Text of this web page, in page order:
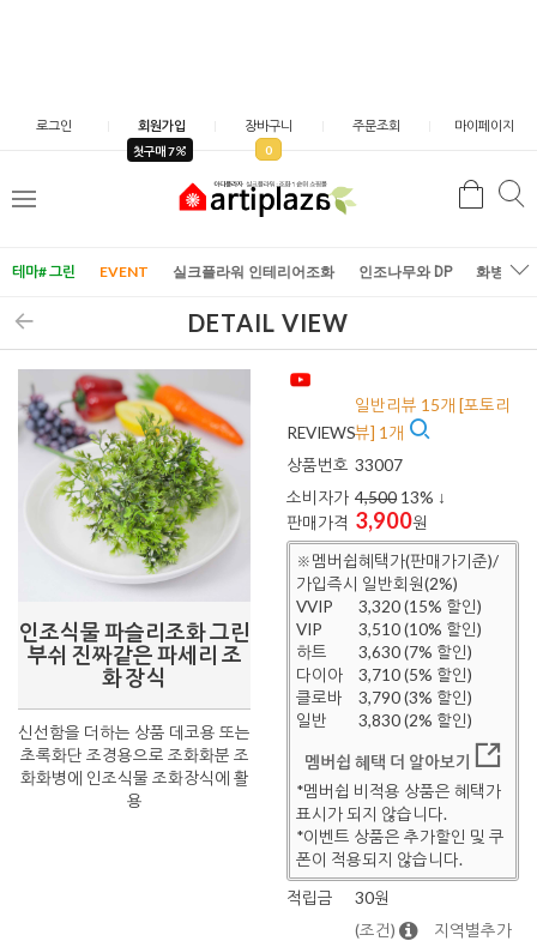
로그인 회원가입
첫구매 7
장바구니
0
주문조회 마이페이지
메
검
테마# 그린 EVENT 실크플라워 인테리어조화 인조나무와 DP 화병/화
DETAIL VIEW
인조식물 파슬리조화 그린
부쉬 진짜같은 파세리 조
화 장식
신선함을 더하는 상품 데코용 또는
초록화단 조경용으로 조화화분 조
화화병에 인조식물 조화장식에 활
용
REVIEWS
일반리뷰 15개 [포토리
뷰] 1개
상품번호 33007
소비자가 4,500 13% ↓
판매가격 3,900원
※멤버쉽혜택가(판매가기준)/
가입즉시 일반회원(2%)
VVIP
3,320 (15% 할인)
VIP
3,510 (10% 할인)
하트
3,630 (7% 할인)
다이아
3,710 (5% 할인)
클로바
3,790 (3% 할인)
일반
3,830 (2% 할인)
멤버쉽 혜택 더 알아보기
*멤버쉽 비적용 상품은 혜택가
표시가 되지 않습니다.
*이벤트 상품은 추가할인 및 쿠
폰이 적용되지 않습니다.
적립금
30원
(조건) 지역별추가